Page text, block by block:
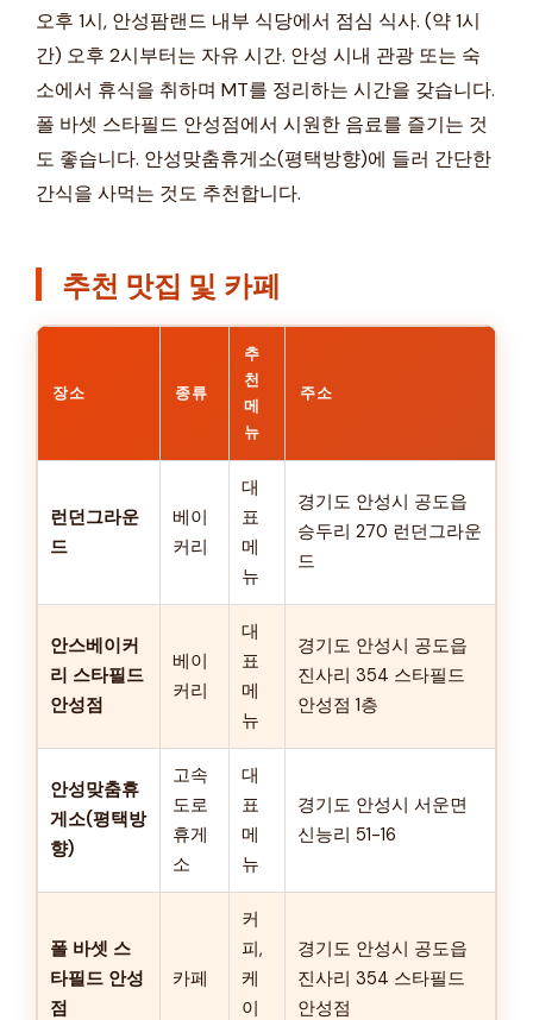
오후 1시, 안성팜랜드 내부 식당에서 점심 식사. (약 1시
간) 오후 2시부터는 자유 시간. 안성 시내 관광 또는 숙
소에서 휴식을 취하며 MT를 정리하는 시간을 갖습니다.
폴 바셋 스타필드 안성점에서 시원한 음료를 즐기는 것
도 좋습니다. 안성맞춤휴게소(평택방향)에 들러 간단한
간식을 사먹는 것도 추천합니다.
추천 맛집 및 카페
장소 종류
추
천
메
뉴
주소
런던그라운
드
베이
커리
대
표
메
뉴
경기도 안성시 공도읍
승두리 270 런던그라운
드
안스베이커
리 스타필드
안성점
베이
커리
대
표
메
뉴
경기도 안성시 공도읍
진사리 354 스타필드
안성점 1층
안성맞춤휴
게소(평택방
향)
고속
도로
휴게
소
대
표
메
뉴
경기도 안성시 서운면
신능리 51-16
폴 바셋 스
타필드 안성
점
카페
커
피,
케
이
경기도 안성시 공도읍
진사리 354 스타필드
안성점